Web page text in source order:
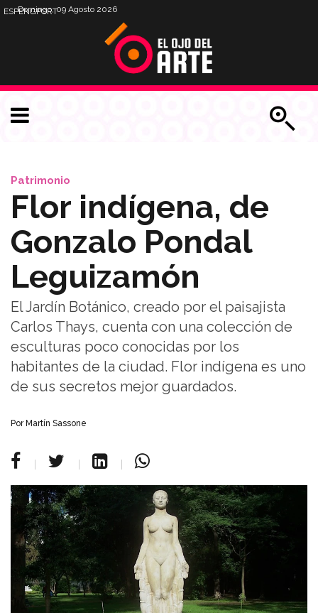
Domingo, 09 Agosto 2026
ESPENGPORT
Patrimonio
Flor indígena, de
Gonzalo Pondal
Leguizamón
El Jardín Botánico, creado por el paisajista
Carlos Thays, cuenta con una colección de
esculturas poco conocidas por los
habitantes de la ciudad. Flor indígena es uno
de sus secretos mejor guardados.
Por Martín Sassone